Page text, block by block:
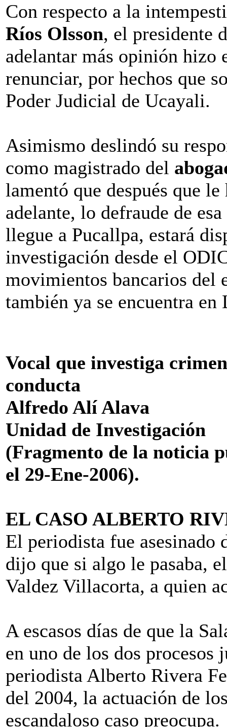
Con respecto a la
Ríos Olsson, el presidente
adelantar más opinión hizo
renunciar, por hechos que
Poder Judicial de Ucayali.
Asimismo deslindó su
como magistrado del
lamentó que después que
adelante, lo defraude de
llegue a Pucallpa, estará
investigación desde el
movimientos bancarios del
también ya se encuentra
Vocal que investiga
conducta
Alfredo Alí Alava
Unidad de Investigación
(Fragmento de la noticia
el 29-Ene-2006).
EL CASO ALBERTO
El periodista fue asesinado
dijo que si algo le pasaba,
Valdez Villacorta, a quien
A escasos días de que la
en uno de los dos
periodista Alberto Rivera
del 2004, la actuación de
escandaloso caso preocupa.